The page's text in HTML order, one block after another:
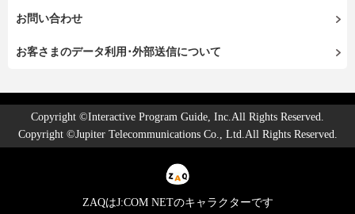
お問い合わせ
お客さまのデータ利用･外部送信について
Copyright ©Interactive Program Guide, Inc.All Rights Reserved.
Copyright ©Jupiter Telecommunications Co., Ltd.All Rights Reserved.
ZAQはJ:COM NETのキャラクターです